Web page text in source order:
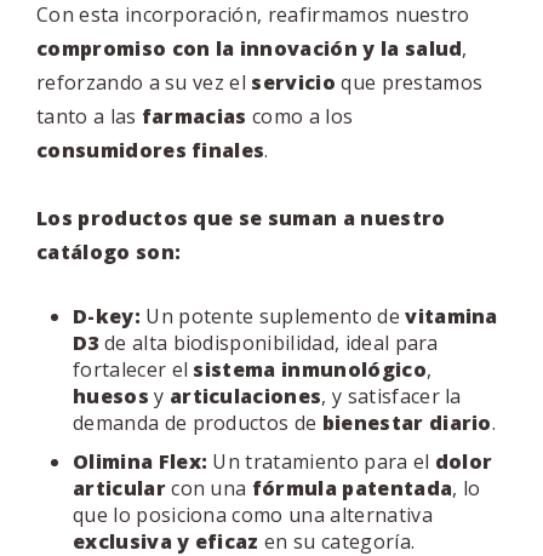
Con esta incorporación, reafirmamos nuestro
compromiso con la innovación y la salud,
reforzando a su vez el servicio que prestamos
tanto a las farmacias como a los
consumidores finales.
Los productos que se suman a nuestro
catálogo son:
D-key: Un potente suplemento devitamina
D3 de alta biodisponibilidad, ideal para
fortalecer el sistema inmunológico,
huesos y articulaciones, y satisfacer la
demanda de productos de bienestar diario.
Olimina Flex: Un tratamiento para el dolor
articularcon una fórmula patentada, lo
que lo posiciona como una alternativa
exclusiva y eficaz en su categoría.